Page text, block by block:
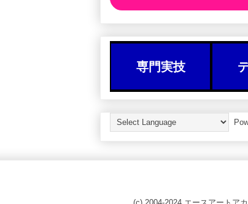
専門実技